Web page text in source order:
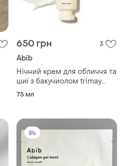
650 грн 3
Abib
Нічний крем для обличчя та
шиї з бакучиолом trimay
collagen bakuchiol night face
75 мл